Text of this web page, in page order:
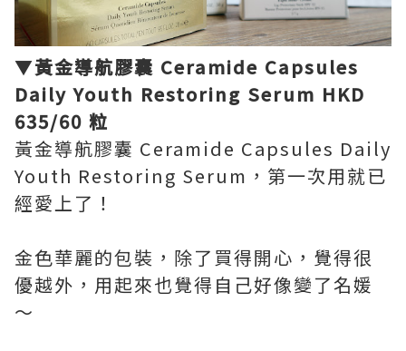
▼黃金導航膠囊 Ceramide Capsules
Daily Youth Restoring Serum HKD
635/60 粒
黃金導航膠囊 Ceramide Capsules Daily
Youth Restoring Serum，第一次用就已
經愛上了！
金色華麗的包裝，除了買得開心，覺得很
優越外，用起來也覺得自己好像變了名媛
～